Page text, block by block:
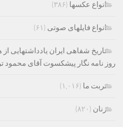
انواع عکسها (۳۸۶)
انواع فایلهای صوتی (۶۱)
تاریخ شفاهی ایران یادداشتهایی
روز نامه نگار پیشکسوت آقای محمود
تربت ما (۱,۰۱۶)
زنان (۸۲۰)